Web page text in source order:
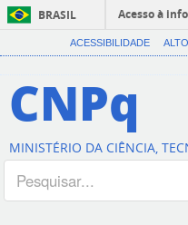
BRASIL
Acesso à
ACESSIBILIDADE
CNPq
MINISTÉRIO DA CIÊNCIA,